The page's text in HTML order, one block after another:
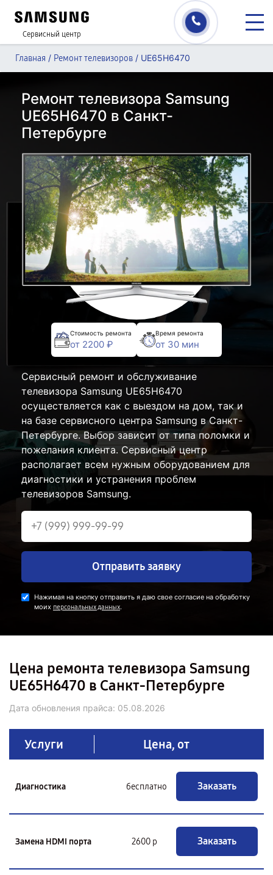
Сервисный центр
Главная / Ремонт телевизоров / UE65H6470
Ремонт телевизора Samsung
UE65H6470 в Санкт-
Петербурге
Стоимость ремонта
от 2200 ₽
Время ремонта
от 30 мин
Сервисный ремонт и обслуживание
телевизора Samsung UE65H6470
осуществляется как с выездом на дом, так и
на базе сервисного центра Samsung в Санкт-
Петербурге. Выбор зависит от типа поломки и
пожелания клиента. Сервисный центр
располагает всем нужным оборудованием для
диагностики и устранения проблем
телевизоров Samsung.
Отправить заявку
Нажимая на кнопку отправить я даю свое согласие на обработку
моих персональных данных.
Цена ремонта телевизора Samsung
UE65H6470 в Санкт-Петербурге
Дата обновления прайса: 05.08.2026
Услуги Цена, от
Диагностика бесплатно Заказать
Замена HDMI порта 2600 р Заказать